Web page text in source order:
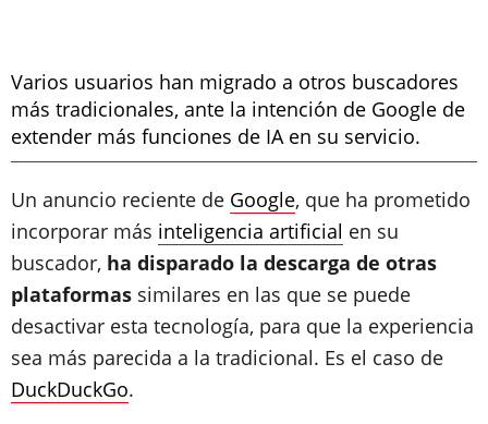
Varios usuarios han migrado a otros buscadores
más tradicionales, ante la intención de Google de
extender más funciones de IA en su servicio.
Un anuncio reciente de Google, que ha prometido
incorporar más inteligencia artificial en su
buscador, ha disparado la descarga de otras
plataformas similares en las que se puede
desactivar esta tecnología, para que la experiencia
sea más parecida a la tradicional. Es el caso de
DuckDuckGo.